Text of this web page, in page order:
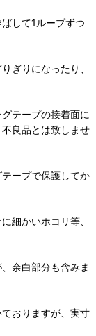
して1ループずつ
ぎりになったり、
テープの接着面に
良品とは致しませ
ープで保護してか
細かいホコリ等、
余白部分も含みま
おりますが、実寸